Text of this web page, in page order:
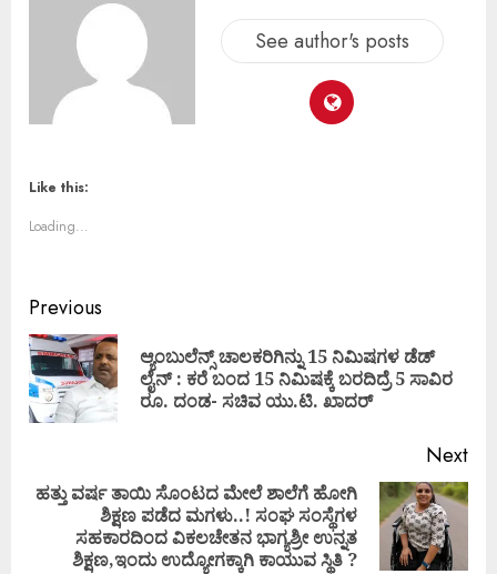
See author's posts
Like this:
Loading...
Previous
ಆ್ಯಂಬುಲೆನ್ಸ್ ಚಾಲಕರಿಗಿನ್ನು 15 ನಿಮಿಷಗಳ ಡೆಡ್
ಲೈನ್ : ಕರೆ ಬಂದ 15 ನಿಮಿಷಕ್ಕೆ ಬರದಿದ್ರೆ 5 ಸಾವಿರ
ರೂ. ದಂಡ- ಸಚಿವ ಯು.ಟಿ. ಖಾದರ್
Next
ಹತ್ತು ವರ್ಷ ತಾಯಿ ಸೊಂಟದ ಮೇಲೆ ಶಾಲೆಗೆ ಹೋಗಿ
ಶಿಕ್ಷಣ ಪಡೆದ ಮಗಳು..! ಸಂಘ ಸಂಸ್ಥೆಗಳ
ಸಹಕಾರದಿಂದ ವಿಕಲಚೇತನ ಭಾಗ್ಯಶ್ರೀ ಉನ್ನತ
ಶಿಕ್ಷಣ,ಇಂದು ಉದ್ಯೋಗಕ್ಕಾಗಿ ಕಾಯುವ ಸ್ಥಿತಿ ?